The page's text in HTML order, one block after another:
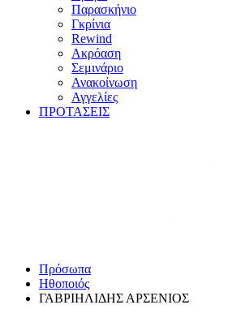
Παρασκήνιο
Γκρίνια
Rewind
Ακρόαση
Σεμινάριο
Ανακοίνωση
Αγγελίες
ΠΡΟΤΑΣΕΙΣ
Πρόσωπα
Ηθοποιός
ΓΑΒΡΙΗΛΙΔΗΣ ΑΡΣΕΝΙΟΣ